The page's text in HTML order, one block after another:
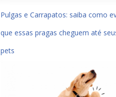
Pulgas e Carrapatos: saiba como
que essas pragas cheguem até
pets